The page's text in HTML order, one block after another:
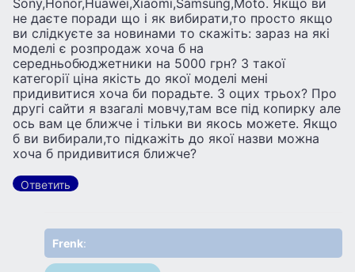
Sony,Honor,Huawei,Xiaomi,Samsung,Moto. Якщо ви
не даєте поради що і як вибирати,то просто якщо
ви слідкуєте за новинами то скажіть: зараз на які
моделі є розпродаж хоча б на
середньобюджетники на 5000 грн? З такої
категорії ціна якість до якої моделі мені
придивитися хоча би порадьте. З оцих трьох? Про
другі сайти я взагалі мовчу,там все під копирку але
ось вам це ближче і тільки ви якось можете. Якщо
б ви вибирали,то підкажіть до якої назви можна
хоча б придивитися ближче?
Ответить
Frenk: